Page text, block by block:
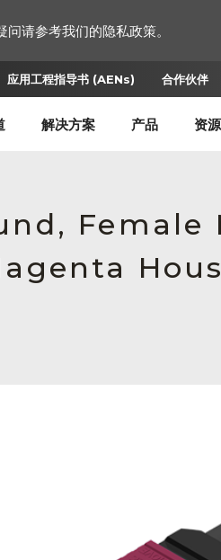
应用工程指导书 (AENs) 合作伙伴
解决方案 产品 资源
请参考我们的隐私政策。